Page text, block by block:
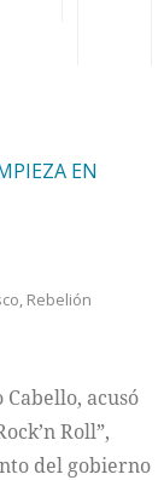
EN
, Rebelión
acusó
Roll”,
del gobierno